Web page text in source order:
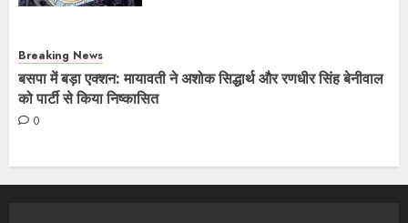
Breaking News
बसपा में बड़ा एक्शन: मायावती ने अशोक सिद्धार्थ और रणधीर सिंह बेनीवाल
को पार्टी से किया निष्कासित
0